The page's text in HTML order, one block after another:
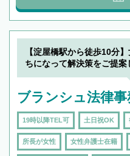
【淀屋橋駅から徒歩10分
ちになって解決策をご提案
ブランシュ法律事
19時以降TEL可 土日祝OK
所長が女性 女性弁護士在籍